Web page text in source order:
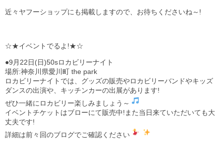
近々ヤフーショップにも掲載しますので、お待ちくださいね～!
☆★イベントでるよ!★☆
●9月22日(日)50sロカビリーナイト
場所:神奈川県愛川町 the park
ロカビリーナイトでは、グッズの販売やロカビリーバンドやキッズ
ダンスの出演や、キッチンカーの出展があります!
ぜひ一緒にロカビリー楽しみましょう～
イベントチケットはブローにて販売中!また当日来ていただいても大
丈夫です!
詳細は前々回のブログでご確認ください